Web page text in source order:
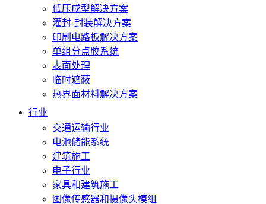
低压成型解决方案
灌封-封装解决方案
印刷电路板解决方案
单组分点胶系统
表面处理
临时遮蔽
热界面材料解决方案
行业
交通运输行业
电池储能系统
建筑施工
电子行业
家具和建筑施工
图像传感器和摄像头模组